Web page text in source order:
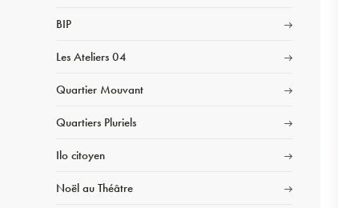
BIP
Les Ateliers 04
Quartier Mouvant
Quartiers Pluriels
Ilo citoyen
Noël au Théâtre